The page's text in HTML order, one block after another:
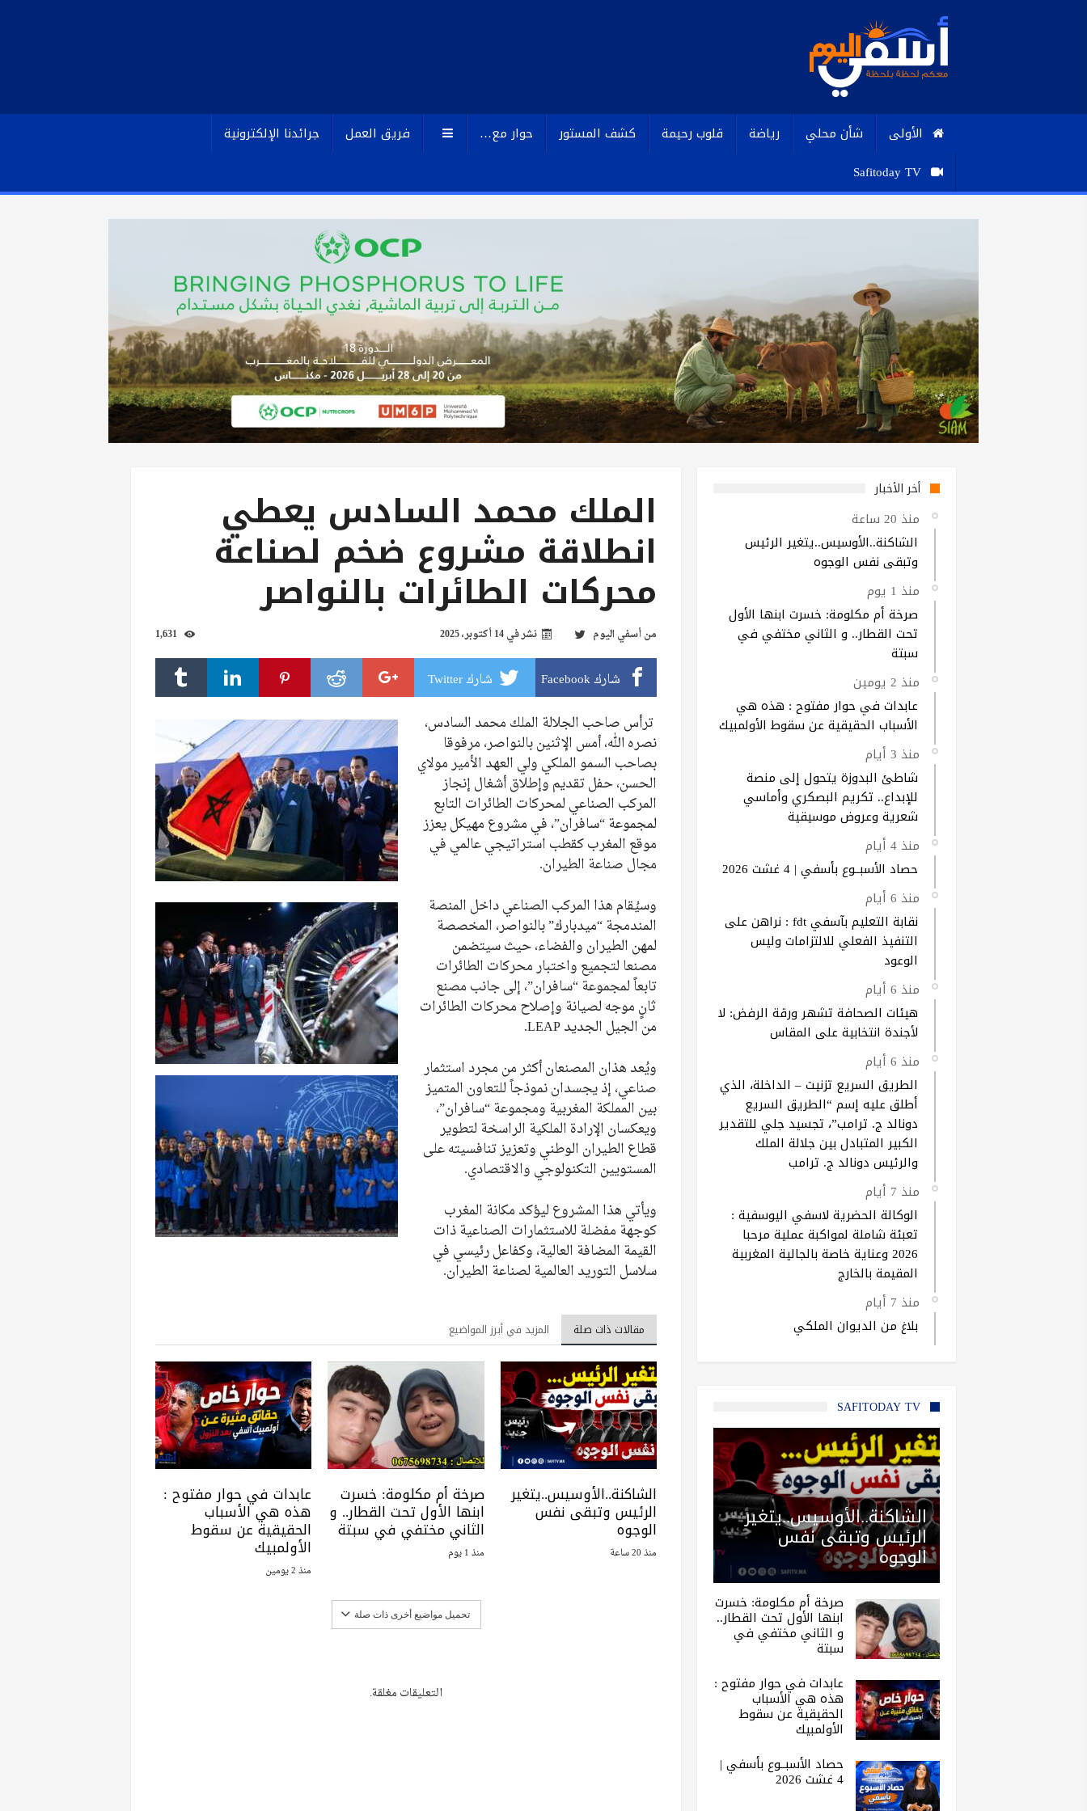
الأولى شأن محلي رياضة قلوب رحيمة كشف المستور حوار مع… فريق العمل
جرائدنا الإلكترونية
Safitoday TV
الملك محمد السادس يعطي
انطلاقة مشروع ضخم لصناعة
محركات الطائرات بالنواصر
منأسفي اليوم نشر في14 أكتوبر، 2025
شارك Facebook شارك Twitter
ترأس صاحب الجلالة الملك محمد السادس،
نصره الله، أمس الإثنين بالنواصر، مرفوقا
بصاحب السمو الملكي ولي العهد الأمير مولاي
الحسن، حفل تقديم وإطلاق أشغال إنجاز
المركب الصناعي لمحركات الطائرات التابع
لمجموعة “سافران”، في مشروع مهيكل يعزز
موقع المغرب كقطب استراتيجي عالمي في
مجال صناعة الطيران.
وسيُقام هذا المركب الصناعي داخل المنصة
المندمجة “ميدبارك” بالنواصر، المخصصة
لمهن الطيران والفضاء، حيث سيتضمن
مصنعا لتجميع واختبار محركات الطائرات
تابعاً لمجموعة “سافران”، إلى جانب مصنع
ثانٍ موجه لصيانة وإصلاح محركات الطائرات
من الجيل الجديد LEAP.
ويُعد هذان المصنعان أكثر من مجرد استثمار
صناعي، إذ يجسدان نموذجاً للتعاون المتميز
بين المملكة المغربية ومجموعة “سافران”،
ويعكسان الإرادة الملكية الراسخة لتطوير
قطاع الطيران الوطني وتعزيز تنافسيته على
المستويين التكنولوجي والاقتصادي.
ويأتي هذا المشروع ليؤكد مكانة المغرب
كوجهة مفضلة للاستثمارات الصناعية ذات
القيمة المضافة العالية، وكفاعل رئيسي في
سلاسل التوريد العالمية لصناعة الطيران.
مقالات ذات صلة المزيد في أبرز المواضيع
الشاكنة..الأوسيس..يتغير
الرئيس وتبقى نفس
الوجوه
منذ 20 ساعة
صرخة أم مكلومة: خسرت
ابنها الأول تحت القطار.. و
الثاني مختفي في سبتة
منذ 1 يوم
عابدات في حوار مفتوح :
هذه هي الأسباب
الحقيقية عن سقوط
الأولمبيك
منذ 2 يومين
تحميل مواضيع أخرى ذات صلة
التعليقات مغلقة.
أخر الأخبار
منذ 20 ساعة
الشاكنة..الأوسيس..يتغير الرئيس
وتبقى نفس الوجوه
منذ 1 يوم
صرخة أم مكلومة: خسرت ابنها الأول
تحت القطار.. و الثاني مختفي في
سبتة
منذ 2 يومين
عابدات في حوار مفتوح : هذه هي
الأسباب الحقيقية عن سقوط الأولمبيك
منذ 3 أيام
شاطئ البدوزة يتحول إلى منصة
للإبداع.. تكريم البصكري وأماسي
شعرية وعروض موسيقية
منذ 4 أيام
حصاد الأسبــوع بأسفي | 4 غشت 2026
منذ 6 أيام
نقابة التعليم بآسفي fdt : نراهن على
التنفيذ الفعلي للالتزامات وليس
الوعود
منذ 6 أيام
هيئات الصحافة تشهر ورقة الرفض: لا
لأجندة انتخابية على المقاس
منذ 6 أيام
الطريق السريع تزنيت – الداخلة، الذي
أطلق عليه إسم “الطريق السريع
دونالد ج. ترامب”، تجسيد جلي للتقدير
الكبير المتبادل بين جلالة الملك
والرئيس دونالد ج. ترامب
منذ 7 أيام
الوكالة الحضرية لاسفي اليوسفية :
تعبئة شاملة لمواكبة عملية مرحبا
2026 وعناية خاصة بالجالية المغربية
المقيمة بالخارج
منذ 7 أيام
بلاغ من الديوان الملكي
SAFITODAY TV
الشاكنة..الأوسيس..يتغير
الرئيس وتبقى نفس
الوجوه
صرخة أم مكلومة: خسرت
ابنها الأول تحت القطار..
و الثاني مختفي في
سبتة
عابدات في حوار مفتوح :
هذه هي الأسباب
الحقيقية عن سقوط
الأولمبيك
حصاد الأسبــوع بأسفي |
4 غشت 2026